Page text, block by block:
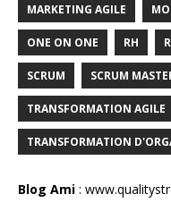
MARKETING AGILE
ONE ON ONE RH
SCRUM SCRUM
TRANSFORMATION AGILE
TRANSFORMATION
Blog Ami :